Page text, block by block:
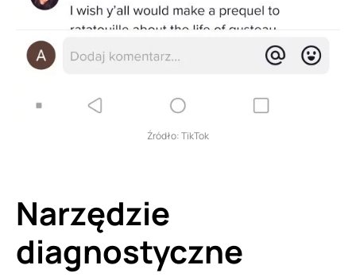
Źródło: TikTok
Narzędzie
diagnostyczne